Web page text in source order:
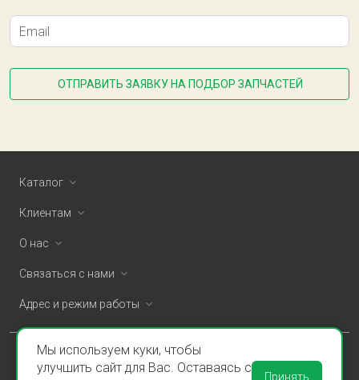
Email
ОТПРАВИТЬ ЗАЯВКУ НА ПОДБОР ЗАПЧАСТЕЙ
Каталог
Клиентам
О нас
Связаться с нами
Адрес и режим работы
ООО «Спаклин» © 2026
Мы используем куки, чтобы
улучшить сайт для Вас. Оставаясь с
Принять